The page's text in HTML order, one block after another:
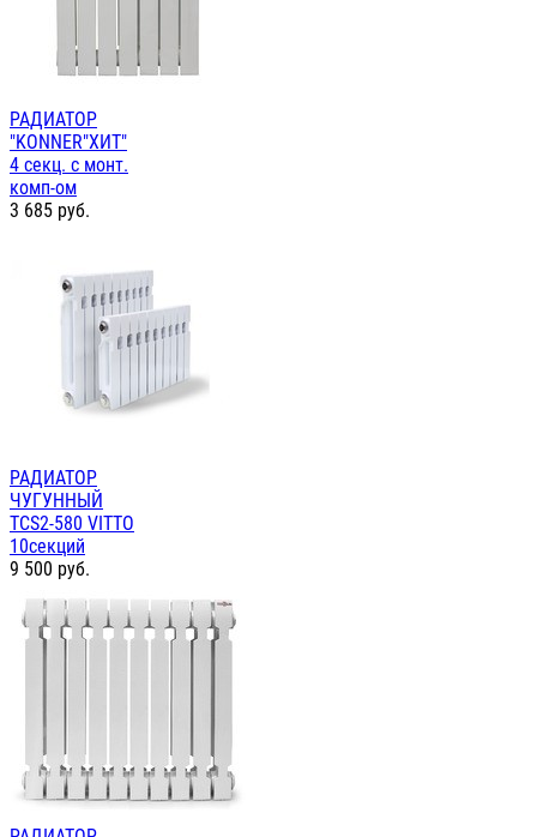
РАДИАТОР
"KONNER"ХИТ"
4 секц. с монт.
комп-ом
3 685 руб.
РАДИАТОР
ЧУГУННЫЙ
TCS2-580 VITTO
10секций
9 500 руб.